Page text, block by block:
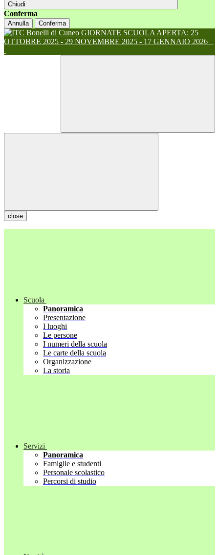
Chiudi
Conferma
Annulla Conferma
GIORNATE SCUOLA APERTA: 25
OTTOBRE 2025 - 29 NOVEMBRE 2025 - 17 GENNAIO 2026
close
Scuola
Panoramica
Presentazione
I luoghi
Le persone
I numeri della scuola
Le carte della scuola
Organizzazione
La storia
Servizi
Panoramica
Famiglie e studenti
Personale scolastico
Percorsi di studio